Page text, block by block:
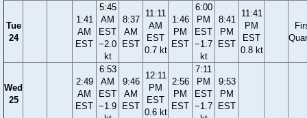
Tue
24
1:41
AM
EST
5:45
AM
EST
−2.0
kt
8:37
AM
EST
11:11
AM
EST
0.7 kt
1:46
PM
EST
6:00
PM
EST
−1.7
kt
8:41
PM
EST
11:41
PM
EST
0.8 kt
Wed
25
2:49
AM
EST
6:53
AM
EST
−1.9
9:46
AM
EST
12:11
PM
EST
0.6 kt
2:56
PM
EST
7:11
PM
EST
−1.7
9:53
PM
EST